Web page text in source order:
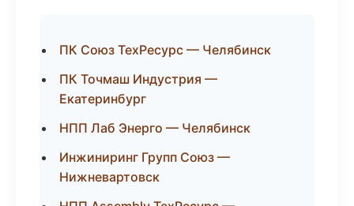
ПК Союз ТехРесурс — Челябинск
ПК Точмаш Индустрия —
Екатеринбург
НПП Лаб Энерго — Челябинск
Инжиниринг Групп Союз —
Нижневартовск